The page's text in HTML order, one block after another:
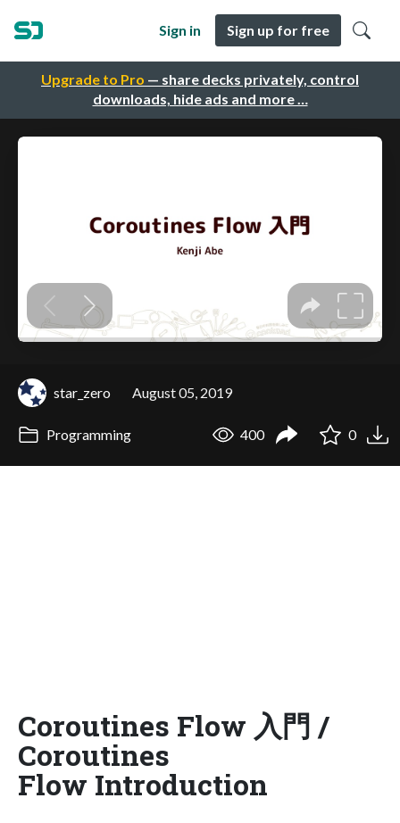
Upgrade to Pro — share decks privately, control
downloads, hide ads and more …
Sign in Sign up for free
star_zero August 05, 2019
Programming 400 0
Coroutines Flow 入門 /
Coroutines
Flow Introduction